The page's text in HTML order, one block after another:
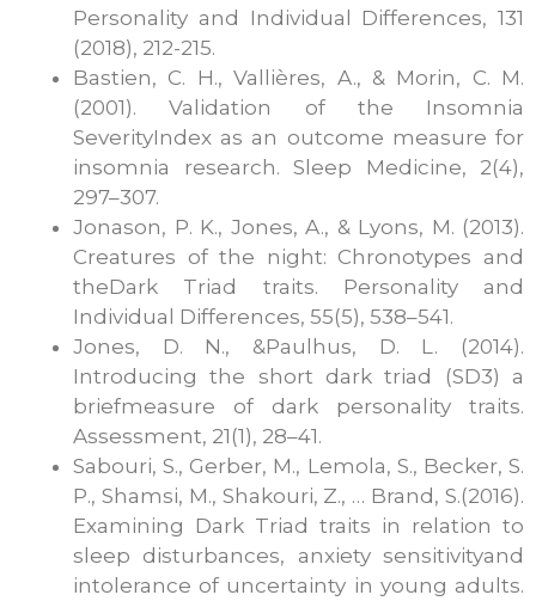
Personality and Individual Differences, 131
(2018), 212-215.
Bastien, C. H., Vallières, A., & Morin, C. M.
(2001). Validation of the Insomnia
SeverityIndex as an outcome measure for
insomnia research. Sleep Medicine, 2(4),
297–307.
Jonason, P. K., Jones, A., & Lyons, M. (2013).
Creatures of the night: Chronotypes and
theDark Triad traits. Personality and
Individual Differences, 55(5), 538–541.
Jones, D. N., &Paulhus, D. L. (2014).
Introducing the short dark triad (SD3) a
briefmeasure of dark personality traits.
Assessment, 21(1), 28–41.
Sabouri, S., Gerber, M., Lemola, S., Becker, S.
P., Shamsi, M., Shakouri, Z., … Brand, S.(2016).
Examining Dark Triad traits in relation to
sleep disturbances, anxiety sensitivityand
intolerance of uncertainty in young adults.